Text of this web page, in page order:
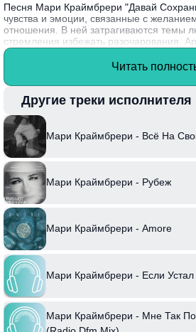
Песня Мари Краймбрери "Давай
чувства и эмоции, связанные с
отношения. В ней затрагиваются темы
стремления избежать разочарования.
обращается к своему партнеру,
несмотря на трудности, с которыми они
можно найти силы для того, чтобы
Мари Краймбрери, незамедлительно
начала свою карьеру в качестве
музыкальной индустрии благодаря
уникальному стилю.
Читать
Другие треки исполнителя
Мари Краймбрери - Всё На
Мари Краймбрери - Рубеж
Мари Краймбрери - Amore
Мари Краймбрери - Если Устал
Мари Краймбрери - Мне Так